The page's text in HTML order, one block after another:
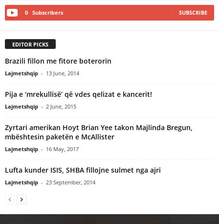
0 Subscribers SUBSCRIBE
EDITOR PICKS
Brazili fillon me fitore boterorin
Lajmetshqip - 13 June, 2014
Pija e ‘mrekullisë’ që vdes qelizat e kancerit!
Lajmetshqip - 2 June, 2015
Zyrtari amerikan Hoyt Brian Yee takon Majlinda Bregun,
mbështesin paketën e McAllister
Lajmetshqip - 16 May, 2017
Lufta kunder ISIS, SHBA fillojne sulmet nga ajri
Lajmetshqip - 23 September, 2014